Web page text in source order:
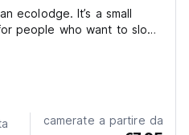
ecolodge. It’s a small
people who want to slow
and experience Ella
below. We’re located
camerate a partire da